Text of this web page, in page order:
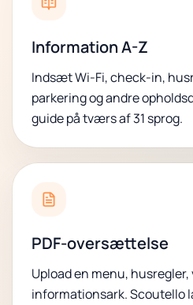
Information A-Z
Indsæt Wi-Fi, check-in,
parkering og andre
guide på tværs af 31 sprog.
PDF-oversættelse
Upload en menu,
informationsark. Scoutello